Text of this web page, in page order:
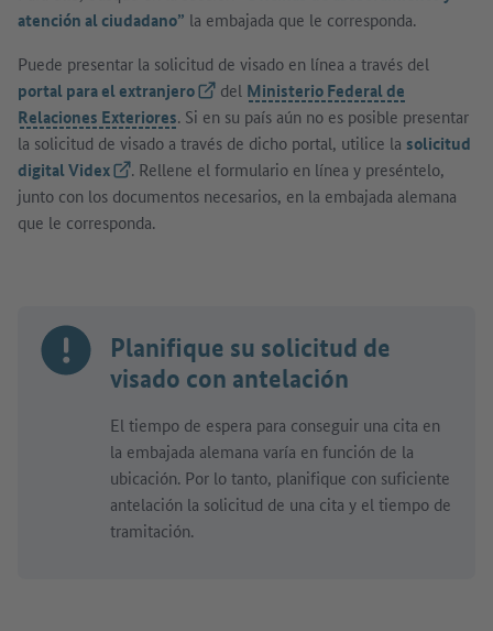
atención al ciudadano” la embajada que le corresponda.
Puede presentar la solicitud de visado en línea a través del
portal para el extranjero(Link externo)
del Ministerio Federal de
Relaciones Exteriores. Si en su país aún no es posible presentar
la solicitud de visado a través de dicho portal, utilice la solicitud
digital Videx(Link externo)
. Rellene el formulario en línea y preséntelo,
junto con los documentos necesarios, en la embajada alemana
que le corresponda.
Planifique su solicitud de
visado con antelación
El tiempo de espera para conseguir una cita en
la embajada alemana varía en función de la
ubicación. Por lo tanto, planifique con suficiente
antelación la solicitud de una cita y el tiempo de
tramitación.